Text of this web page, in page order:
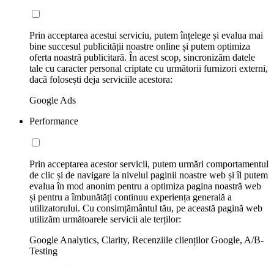
Prin acceptarea acestui serviciu, putem înțelege și evalua mai
bine succesul publicității noastre online și putem optimiza
oferta noastră publicitară. În acest scop, sincronizăm datele
tale cu caracter personal criptate cu următorii furnizori externi,
dacă folosești deja serviciile acestora:
Google Ads
Performance
Prin acceptarea acestor servicii, putem urmări comportamentul
de clic și de navigare la nivelul paginii noastre web și îl putem
evalua în mod anonim pentru a optimiza pagina noastră web
și pentru a îmbunătăți continuu experiența generală a
utilizatorului. Cu consimțământul tău, pe această pagină web
utilizăm următoarele servicii ale terților:
Google Analytics, Clarity, Recenziile clienților Google, A/B-
Testing